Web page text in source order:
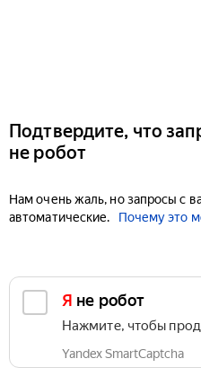
Подтвердите, что
не робот
Нам очень жаль, но запросы с
автоматические.
Почему это
Я не робот
Нажмите, чтобы
Yandex SmartCaptcha